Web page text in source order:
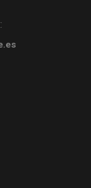
nueva)
en ventana nueva)
(abre en
nueva)
en ventana nueva)
(abre en ventana
ventana nueva)